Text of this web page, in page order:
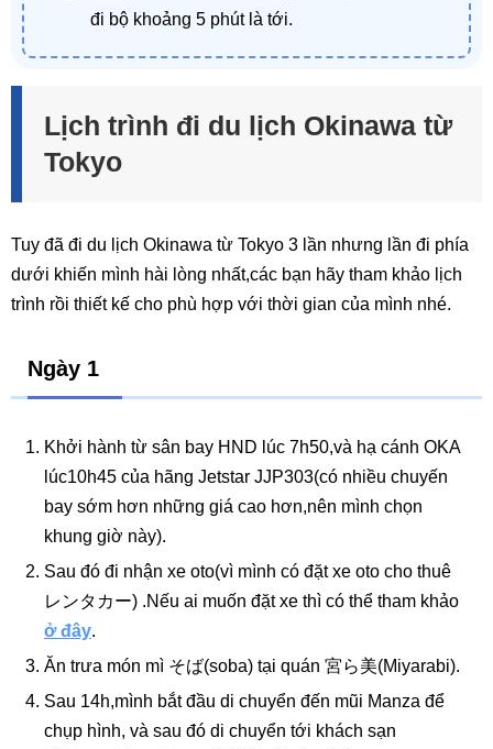
đi bộ khoảng 5 phút là tới.
Lịch trình đi du lịch Okinawa từ
Tokyo
Tuy đã đi du lịch Okinawa từ Tokyo 3 lần nhưng lần đi phía
dưới khiến mình hài lòng nhất,các bạn hãy tham khảo lịch
trình rồi thiết kế cho phù hợp với thời gian của mình nhé.
Ngày 1
Khởi hành từ sân bay HND lúc 7h50,và hạ cánh OKA
lúc10h45 của hãng Jetstar JJP303(có nhiều chuyến
bay sớm hơn những giá cao hơn,nên mình chọn
khung giờ này).
Sau đó đi nhận xe oto(vì mình có đặt xe oto cho thuê
レンタカー) .Nếu ai muốn đặt xe thì có thể tham khảo
ở đây.
Ăn trưa món mì そば(soba) tại quán 宮ら美(Miyarabi).
Sau 14h,mình bắt đầu di chuyển đến mũi Manza để
chụp hình, và sau đó di chuyển tới khách sạn